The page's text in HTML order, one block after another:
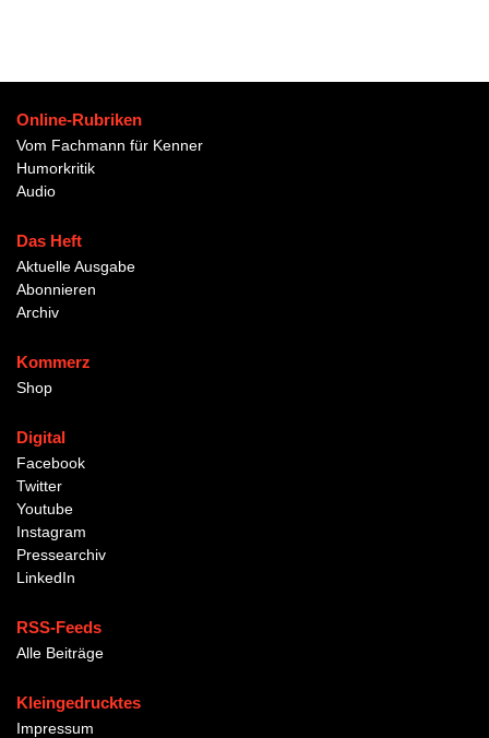
Online-Rubriken
Vom Fachmann für Kenner
Humorkritik
Audio
Das Heft
Aktuelle Ausgabe
Abonnieren
Archiv
Kommerz
Shop
Digital
Facebook
Twitter
Youtube
Instagram
Pressearchiv
LinkedIn
RSS-Feeds
Alle Beiträge
Kleingedrucktes
Impressum